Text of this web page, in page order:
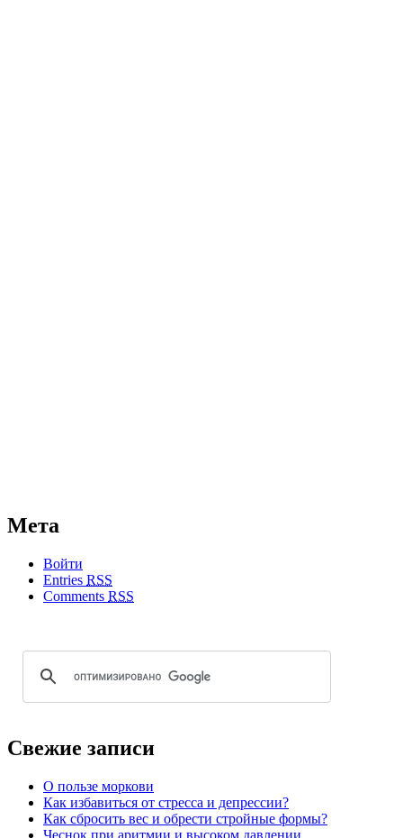
Мета
Войти
Entries RSS
Comments RSS
Свежие записи
О пользе моркови
Как избавиться от стресса и депрессии?
Как сбросить вес и обрести стройные формы?
Чеснок при аритмии и высоком давлении